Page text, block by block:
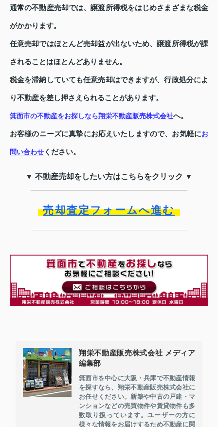
通常の不動産売却では、譲渡所得税をはじめさまざまな税金
がかかります。
任意売却ではほとんど売却益が出ないため、譲渡所得税が課
されることはほとんどありません。
税金を滞納していても任意売却はできますが、行政処分によ
り不動産を差し押さえられることがあります。
箕面市の不動産をお探しなら翔栄不動産販売株式会社へ。
お客様のニーズに真摯にお応えいたしますので、お気軽にお
問い合わせ ください。
▼ 不動産売却をしたい方はこちらをクリック ▼
売却査定フォームへ進む
翔栄不動産販売株式会社 メディア
編集部
箕面市を中心に大阪・兵庫で不動産情報
を探すなら、翔栄不動産販売株式会社に
お任せください。新築や中古の戸建・マ
ンションなどの売買物件や賃貸物件も多
数取り扱っています。ユーザーの方に
様々な情報をお届けするため不動産に関